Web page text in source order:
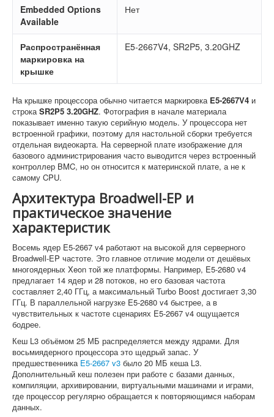
Embedded Options
Available
Нет
Распространённая
маркировка на
крышке
E5-2667V4, SR2P5, 3.20GHZ
На крышке процессора обычно читается маркировка E5-2667V4 и
строкаSR2P5 3.20GHZ. Фотография в начале материала
показывает именно такую серийную модель. У процессора нет
встроенной графики, поэтому для настольной сборки требуется
отдельная видеокарта. На серверной плате изображение для
базового администрирования часто выводится через встроенный
контроллер BMC, но он относится к материнской плате, а не к
самому CPU.
Архитектура Broadwell-EP и
практическое значение
характеристик
Восемь ядер E5-2667 v4 работают на высокой для серверного
Broadwell-EP частоте. Это главное отличие модели от дешёвых
многоядерных Xeon той же платформы. Например, E5-2680 v4
предлагает 14 ядер и 28 потоков, но его базовая частота
составляет 2,40 ГГц, а максимальный Turbo Boost достигает 3,30
ГГц. В параллельной нагрузке E5-2680 v4 быстрее, а в
чувствительных к частоте сценариях E5-2667 v4 ощущается
бодрее.
Кеш L3 объёмом 25 МБ распределяется между ядрами. Для
восьмиядерного процессора это щедрый запас. У
предшественника E5-2667 v3 было 20 МБ кеша L3.
Дополнительный кеш полезен при работе с базами данных,
компиляции, архивировании, виртуальными машинами и играми,
где процессор регулярно обращается к повторяющимся наборам
данных.